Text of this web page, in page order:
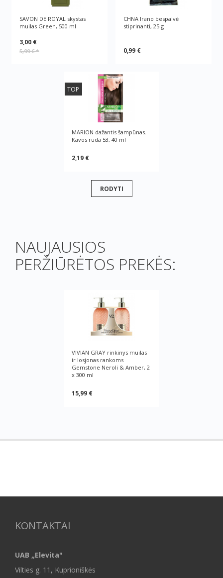
SAVON DE ROYAL skystas
muilas Green, 500 ml
3,00 €
5,99 €*
CHNA Irano bespalvė
stiprinanti, 25 g
0,99 €
TOP
MARION dažantis šampūnas.
Kavos ruda 53, 40 ml
2,19 €
RODYTI
NAUJAUSIOS
PERŽIŪRĖTOS PREKĖS:
VIVIAN GRAY rinkinys muilas
ir losjonas rankoms
Gemstone Neroli & Amber, 2
x 300 ml
15,99 €
KONTAKTAI
UAB „Elevita"
Vilties g. 11, Kuprioniškės